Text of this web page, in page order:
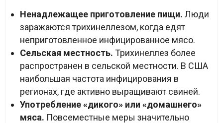
Ненадлежащее приготовление пищи. Люди
заражаются трихинеллезом, когда едят
неприготовленное инфицированное мясо.
Сельская местность. Трихинеллез более
распространен в сельской местности. В США
наибольшая частота инфицирования в
регионах, где активно выращивают свиней.
Употребление «дикого» или «домашнего»
мяса. Повсеместные меры значительно